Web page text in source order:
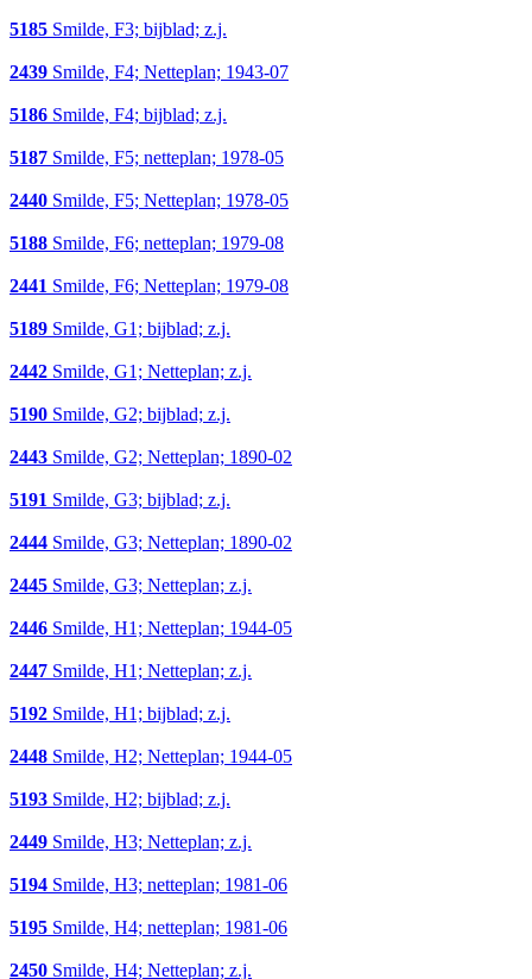
5185 Smilde, F3; bijblad; z.j.
2439 Smilde, F4; Netteplan; 1943-07
5186 Smilde, F4; bijblad; z.j.
5187 Smilde, F5; netteplan; 1978-05
2440 Smilde, F5; Netteplan; 1978-05
5188 Smilde, F6; netteplan; 1979-08
2441 Smilde, F6; Netteplan; 1979-08
5189 Smilde, G1; bijblad; z.j.
2442 Smilde, G1; Netteplan; z.j.
5190 Smilde, G2; bijblad; z.j.
2443 Smilde, G2; Netteplan; 1890-02
5191 Smilde, G3; bijblad; z.j.
2444 Smilde, G3; Netteplan; 1890-02
2445 Smilde, G3; Netteplan; z.j.
2446 Smilde, H1; Netteplan; 1944-05
2447 Smilde, H1; Netteplan; z.j.
5192 Smilde, H1; bijblad; z.j.
2448 Smilde, H2; Netteplan; 1944-05
5193 Smilde, H2; bijblad; z.j.
2449 Smilde, H3; Netteplan; z.j.
5194 Smilde, H3; netteplan; 1981-06
5195 Smilde, H4; netteplan; 1981-06
2450 Smilde, H4; Netteplan; z.j.